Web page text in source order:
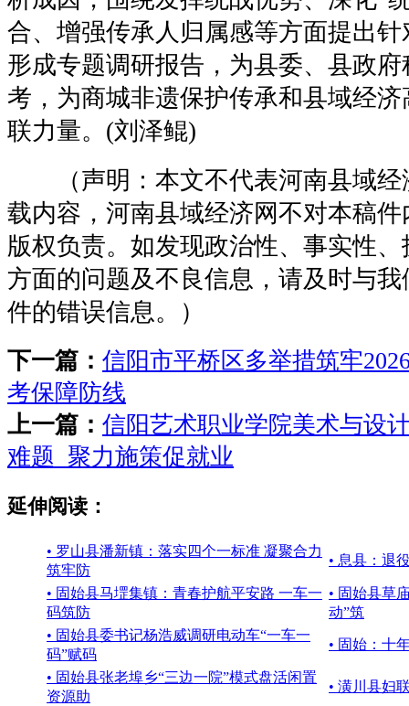
合、增强传承人归属感等方面提出
形成专题调研报告，为县委、县政
考，为商城非遗保护传承和县域经
联力量。(刘泽鲲)
（声明：本文不代表河南县域经
载内容，河南县域经济网不对本稿
版权负责。如发现政治性、事实性
方面的问题及不良信息，请及时与
件的错误信息。）
下一篇： 信阳市平桥区多举措筑牢
考保障防线
上一篇： 信阳艺术职业学院美术与设
难题 聚力施策促就业
延伸阅读：
• 罗山县潘新镇：落实四个一标准 凝聚合力
筑牢防
• 息县：退
• 固始县马堽集镇：青春护航平安路 一车一
码筑防
• 固始县草
动”筑
• 固始县委书记杨浩威调研电动车“一车一
码”赋码
• 固始：十
• 固始县张老埠乡“三边一院”模式盘活闲置
资源助
• 潢川县妇